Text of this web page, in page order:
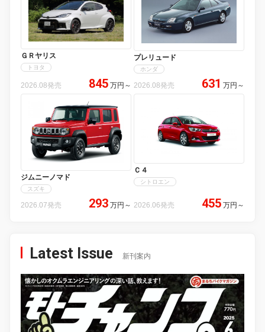
ＧＲヤリス
トヨタ
2026.08発売 845 万円 ～
プレリュード
ホンダ
2026.08発売 631 万円 ～
ジムニーノマド
スズキ
2026.07発売 293 万円 ～
Ｃ４
シトロエン
2026.06発売 455 万円 ～
Latest Issue 新刊案内